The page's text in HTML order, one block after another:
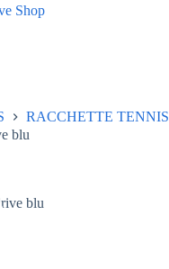
RACCHETTE TENNIS
blu